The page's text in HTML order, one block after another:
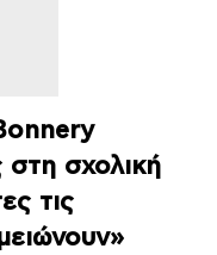
στη σχολική
τις